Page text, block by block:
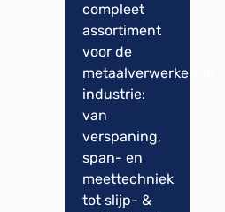
compleet
assortiment
voor de
metaalverwerkende
industrie:
van
verspaning,
span- en
meettechniek
tot slijp- &